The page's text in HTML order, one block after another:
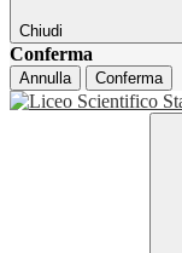
Chiudi
Conferma
Annulla Conferma